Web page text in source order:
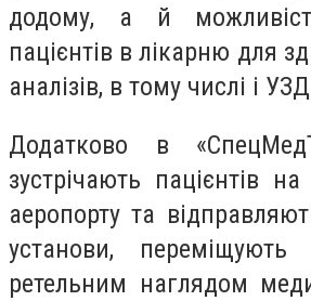
додому, а й
пацієнтів в лікарню для
аналізів, в тому числі і
Додатково в
зустрічають пацієнтів
аеропорту та
установи, переміщують
ретельним наглядом